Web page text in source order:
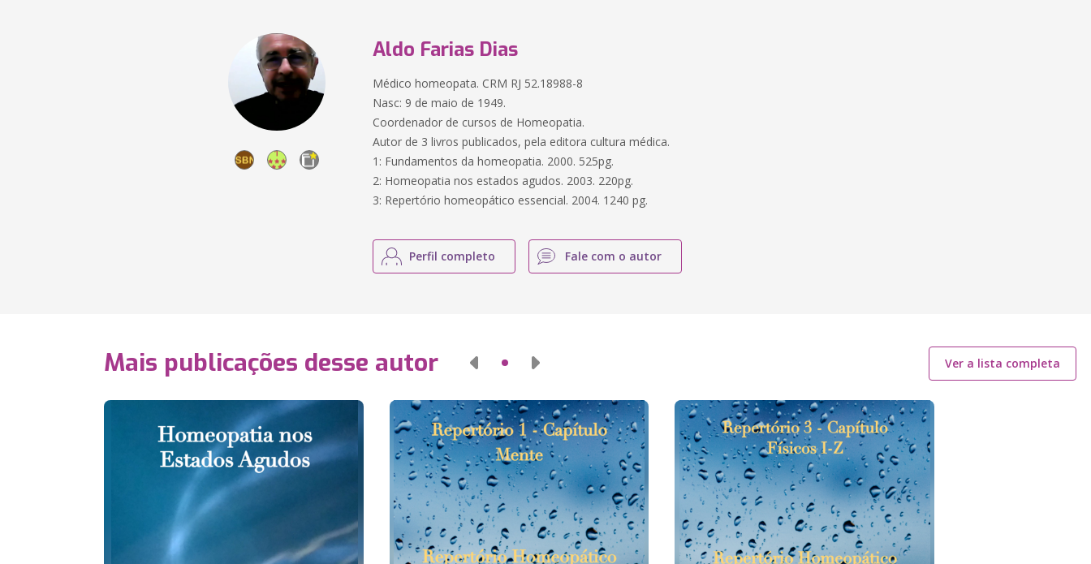
Aldo Farias Dias
Médico homeopata. CRM RJ 52.18988-8
Nasc: 9 de maio de 1949.
Coordenador de cursos de Homeopatia.
Autor de 3 livros publicados, pela editora cultura médica.
1: Fundamentos da homeopatia. 2000. 525pg.
2: Homeopatia nos estados agudos. 2003. 220pg.
3: Repertório homeopático essencial. 2004. 1240 pg.
Perfil completo Fale com o autor
Mais publicações desse autor Ver a lista completa